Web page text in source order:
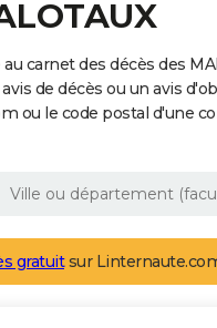
carnet des décès des
de décès ou un avis
ou le code postal d'une
gratuitsur